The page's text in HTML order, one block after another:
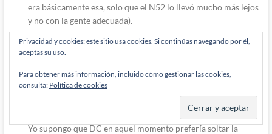
era básicamente esa, solo que el N52 lo llevó mucho más lejos
y no con la gente adecuada).
0 Responder
Admin
Diógenes Pantarújez
Yo supongo que DC en aquel momento prefería soltar la
Privacidad y cookies: este sitio usa cookies. Si continúas navegando por él,
aceptas su uso.
Para obtener más información, incluido cómo gestionar las cookies,
consulta: Política de cookies